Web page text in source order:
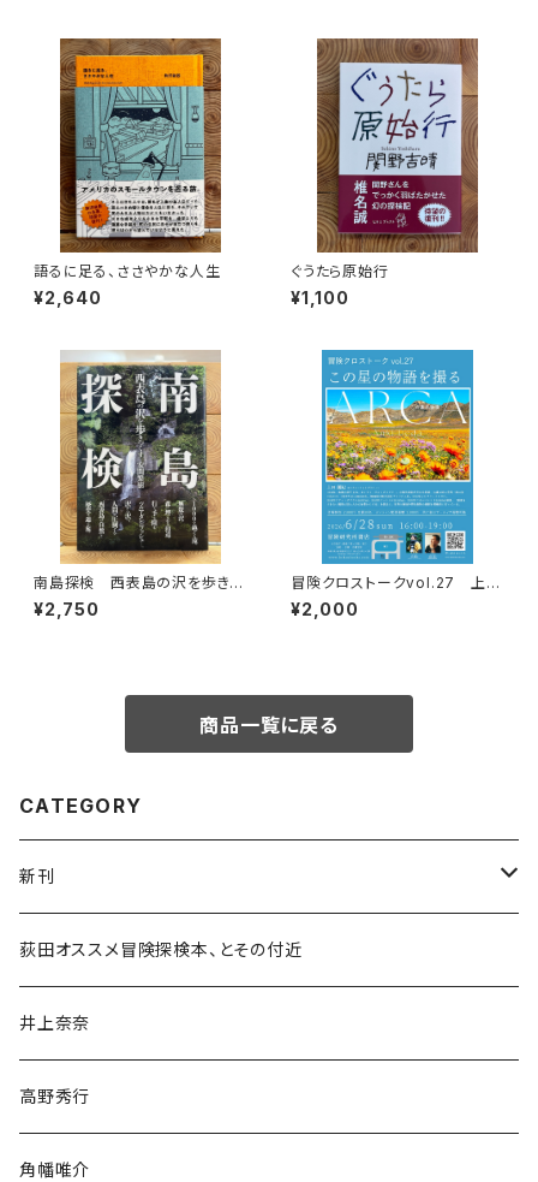
語るに足る、ささやかな人生
¥2,640
ぐうたら原始行
¥1,100
南島探検 西表島の沢を歩きつ
くす
¥2,750
冒険クロストークvol.27 上田
優紀「この星の物語を撮る」録画
視聴権
¥2,000
商品一覧に戻る
CATEGORY
新刊
和書
文学・小説・物語
随筆・ノンフィクション・その他
荻田オススメ冒険探検本、とその付近
井上奈奈
高野秀行
角幡唯介